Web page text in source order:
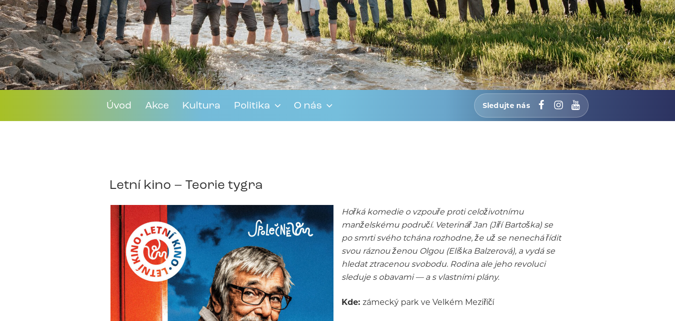
Úvod Akce Kultura Politika O nás Sledujte nás Facebook
Instagram
YouTube
Letní kino – Teorie tygra
Hořká komedie o vzpouře proti celoživotnímu
manželskému područí. Veterinář Jan (Jiří Bartoška) se
po smrti svého tchána rozhodne, že už se nenechá řídit
svou ráznou ženou Olgou (Eliška Balzerová), a vydá se
hledat ztracenou svobodu. Rodina ale jeho revoluci
sleduje s obavami — a s vlastními plány.
Kde: zámecký park ve Velkém Meziříčí